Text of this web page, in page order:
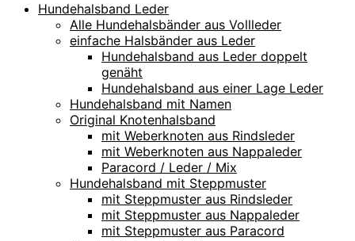
Hundehalsband Leder
Alle Hundehalsbänder aus Vollleder
einfache Halsbänder aus Leder
Hundehalsband aus Leder doppelt
genäht
Hundehalsband aus einer Lage Leder
Hundehalsband mit Namen
Original Knotenhalsband
mit Weberknoten aus Rindsleder
mit Weberknoten aus Nappaleder
Paracord / Leder / Mix
Hundehalsband mit Steppmuster
mit Steppmuster aus Rindsleder
mit Steppmuster aus Nappaleder
mit Steppmuster aus Paracord